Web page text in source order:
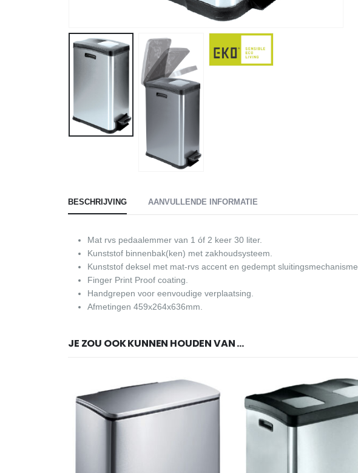
BESCHRIJVING AANVULLENDE INFORMATIE
Mat rvs pedaalemmer van 1 óf 2 keer 30 liter.
Kunststof binnenbak(ken) met zakhoudsysteem.
Kunststof deksel met mat-rvs accent en gedempt sluitingsmechanisme.
Finger Print Proof coating.
Handgrepen voor eenvoudige verplaatsing.
Afmetingen 459x264x636mm.
JE ZOU OOK KUNNEN HOUDEN VAN …